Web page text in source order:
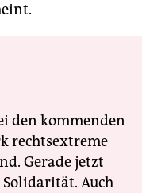
den kommenden
rechtsextreme
Gerade jetzt
Auch